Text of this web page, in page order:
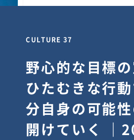
CULTURE 30
逆境では自分
スを変え“予想
り、期待を超え
輔塾・前編】